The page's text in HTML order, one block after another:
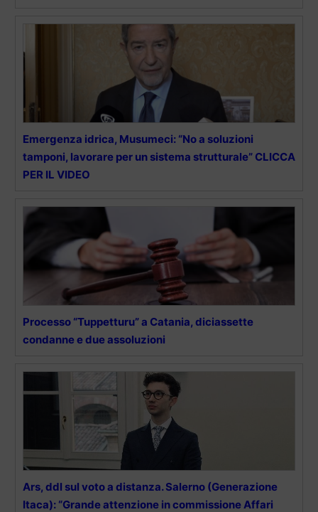
Emergenza idrica, Musumeci: “No a soluzioni
tamponi, lavorare per un sistema strutturale” CLICCA
PER IL VIDEO
Processo “Tuppetturu” a Catania, diciassette
condanne e due assoluzioni
Ars, ddl sul voto a distanza. Salerno (Generazione
Itaca): “Grande attenzione in commissione Affari